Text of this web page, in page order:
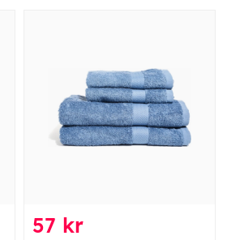
57 kr